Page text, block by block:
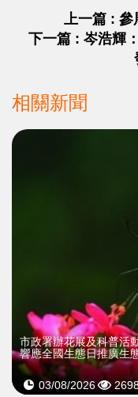
上一篇 : 參
下一篇 : 岑浩輝
相關新聞
>
市政署辦花展及科普活
響應全國生態日推廣生
03/08/2026